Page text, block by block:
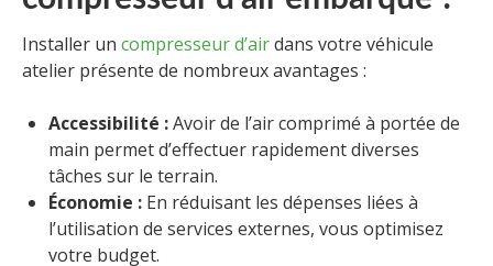
Installer un compresseur d’airdans votre véhicule
atelier présente de nombreux avantages :
Accessibilité :Avoir de l’air comprimé à portée de
main permet d’effectuer rapidement diverses
tâches sur le terrain.
Économie : En réduisant les dépenses liées à
l’utilisation de services externes, vous optimisez
votre budget.